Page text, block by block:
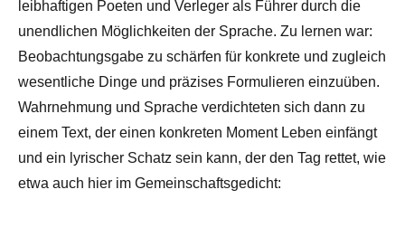
leibhaftigen Poeten und Verleger als Führer durch die
unendlichen Möglichkeiten der Sprache. Zu lernen war:
Beobachtungsgabe zu schärfen für konkrete und zugleich
wesentliche Dinge und präzises Formulieren einzuüben.
Wahrnehmung und Sprache verdichteten sich dann zu
einem Text, der einen konkreten Moment Leben einfängt
und ein lyrischer Schatz sein kann, der den Tag rettet, wie
etwa auch hier im Gemeinschaftsgedicht: